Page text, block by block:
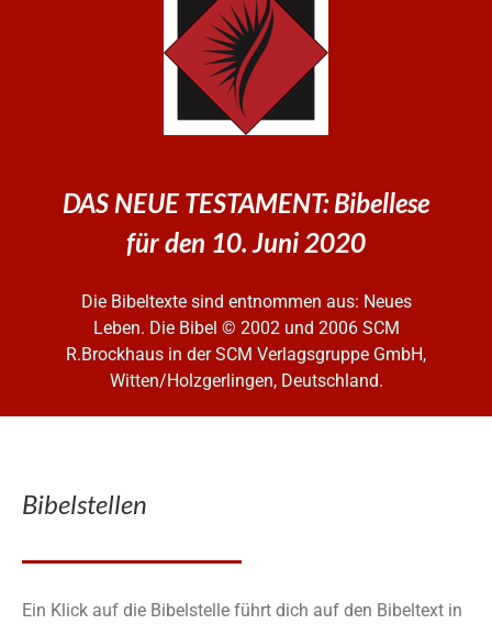
DAS NEUE TESTAMENT: Bibellese
für den 10. Juni 2020
Die Bibeltexte sind entnommen aus: Neues
Leben. Die Bibel © 2002 und 2006 SCM
R.Brockhaus in der SCM Verlagsgruppe GmbH,
Witten/Holzgerlingen, Deutschland.
Bibelstellen
Ein Klick auf die Bibelstelle führt dich auf den Bibeltext in